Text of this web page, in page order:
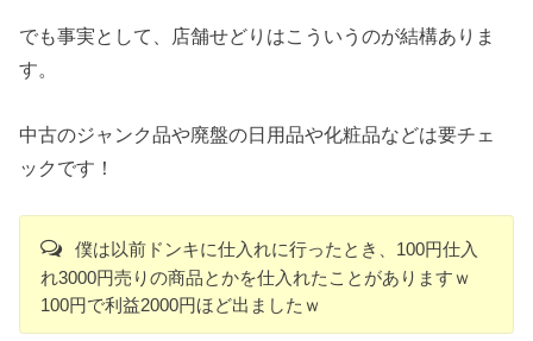
でも事実として、店舗せどりはこういうのが結構ありま
す。
中古のジャンク品や廃盤の日用品や化粧品などは要チェ
ックです！
僕は以前ドンキに仕入れに行ったとき、100円仕入
れ3000円売りの商品とかを仕入れたことがありますｗ
100円で利益2000円ほど出ましたｗ